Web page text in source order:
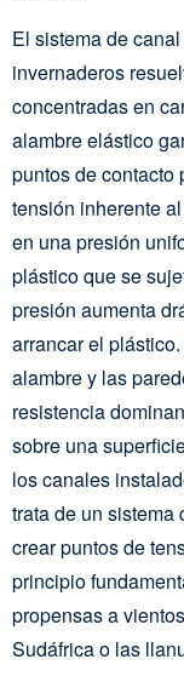
El sistema de
invernaderos
concentradas en
alambre elástico
puntos de contacto
tensión inherente
en una presión
plástico que se
presión aumenta
arrancar el
alambre y las
resistencia
sobre una
los canales
trata de un sistema
crear puntos de
principio
propensas a
Sudáfrica o las